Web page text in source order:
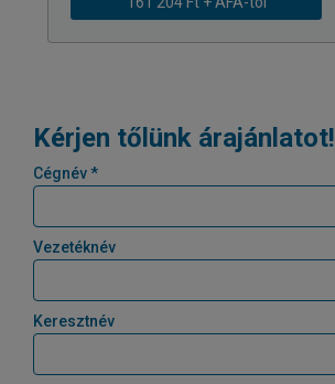
Kérjen tőlünk árajánlatot!
Cégnév *
Vezetéknév
Keresztnév